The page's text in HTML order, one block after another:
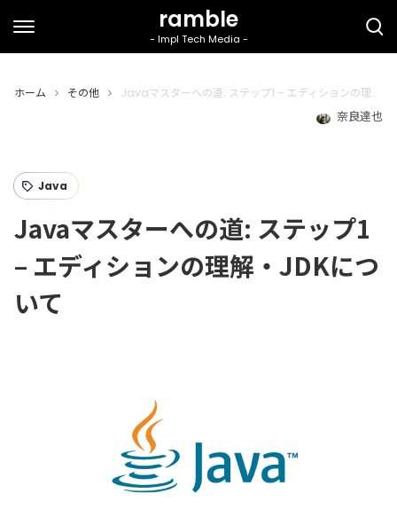
ホーム その他 Javaマスターへの道: ステップ1 – エディションの理解・JDKについて
奈良達也
Java
Javaマスターへの道: ステップ1
– エディションの理解・JDKにつ
いて